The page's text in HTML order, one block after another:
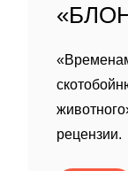
рецензии.